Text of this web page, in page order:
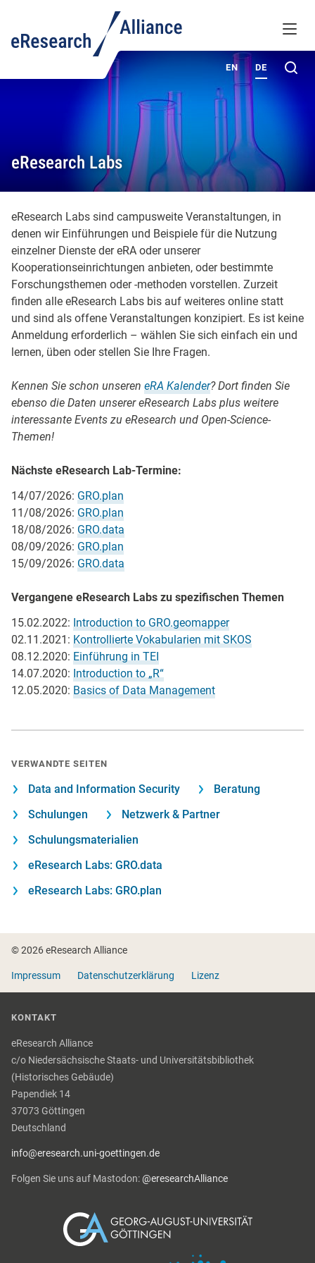
EN DE
MENÜ
ÜBER UNS
eResearch Labs
eResearch Labs sind campusweite Veranstaltungen, in
denen wir Einführungen und Beispiele für die Nutzung
einzelner Dienste der eRA oder unserer
Kooperationseinrichtungen anbieten, oder bestimmte
Forschungsthemen oder -methoden vorstellen. Zurzeit
finden alle eResearch Labs bis auf weiteres online statt
und sind als offene Veranstaltungen konzipiert. Es ist keine
Anmeldung erforderlich – wählen Sie sich einfach ein und
lernen, üben oder stellen Sie Ihre Fragen.
Kennen Sie schon unseren eRA Kalender? Dort finden Sie
ebenso die Daten unserer eResearch Labs plus weitere
interessante Events zu eResearch und Open-Science-
Themen!
Nächste eResearch Lab-Termine:
14/07/2026: GRO.plan
11/08/2026: GRO.plan
18/08/2026: GRO.data
08/09/2026: GRO.plan
15/09/2026: GRO.data
Vergangene eResearch Labs zu spezifischen Themen
15.02.2022: Introduction to GRO.geomapper
02.11.2021: Kontrollierte Vokabularien mit SKOS
08.12.2020: Einführung in TEI
14.07.2020: Introduction to „R“
12.05.2020: Basics of Data Management
VERWANDTE SEITEN
Data and Information Security
Beratung
Schulungen
Netzwerk & Partner
Schulungsmaterialien
eResearch Labs: GRO.data
eResearch Labs: GRO.plan
© 2026 eResearch Alliance
Impressum Datenschutzerklärung Lizenz
KONTAKT
eResearch Alliance
c/o Niedersächsische Staats- und Universitätsbibliothek
(Historisches Gebäude)
Papendiek 14
37073 Göttingen
Deutschland
info@eresearch.uni-goettingen.de
Folgen Sie uns auf Mastodon:@eresearchAlliance